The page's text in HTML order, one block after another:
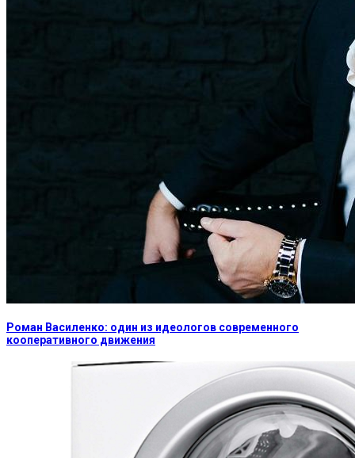
Роман Василенко: один из идеологов современного
кооперативного движения